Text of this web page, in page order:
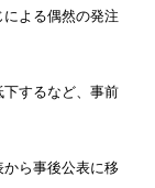
よる偶然の発注
するなど、事前
ら事後公表に移